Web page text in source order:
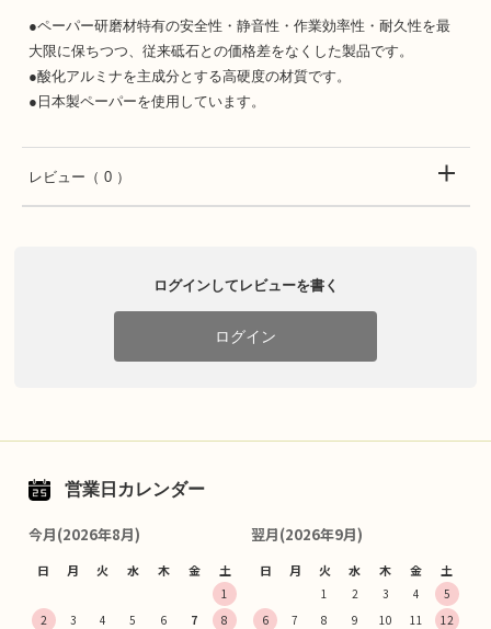
●ペーパー研磨材特有の安全性・静音性・作業効率性・耐久性を最
大限に保ちつつ、従来砥石との価格差をなくした製品です。
●酸化アルミナを主成分とする高硬度の材質です。
●日本製ペーパーを使用しています。
レビュー （ 0 ）
ログインしてレビューを書く
ログイン
営業日カレンダー
今月(2026年8月)
日 月 火 水 木 金 土
1
2
3 4 5 6 7
8
翌月(2026年9月)
日 月 火 水 木 金 土
1 2 3 4
5
6
7 8 9 10 11
12